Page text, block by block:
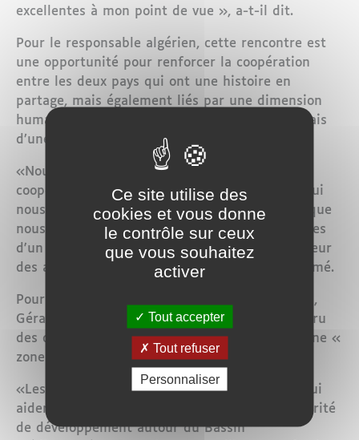
excellentes à mon point de vue », a-t-il dit.
Pour le responsable algérien, cette rencontre est
une opportunité pour renforcer la coopération
entre les deux pays qui ont une histoire en
partage, mais également liés par une dimension
humaine à travers la présence sur le sol français
d’une forte communauté algérienne.
«Nous sommes en mesure d'élargir notre
coopération et d'intensifier nos échanges, ce qui
nous permettra à terme d'atteindre l'objectif que
nous nous étions fixés, à savoir, établir les bases
d'un partenariat stratégique durable à la hauteur
des aspirations de nos deux pays », a-t-il affirmé.
Pour sa part, le ministre de l’intérieur français,
Gérard Collomb, a plaidé pour un rôle plus accru
des deux pays pour faire de la Méditerranée une «
zone de paix».
«Les deux pays peuvent devenir des acteurs qui
aideront à recréer une zone de paix, de prospérité
de développement autour du Bassin
Ce site utilise des
cookies et vous donne
le contrôle sur ceux
que vous souhaitez
activer
Tout accepter
Tout refuser
Personnaliser